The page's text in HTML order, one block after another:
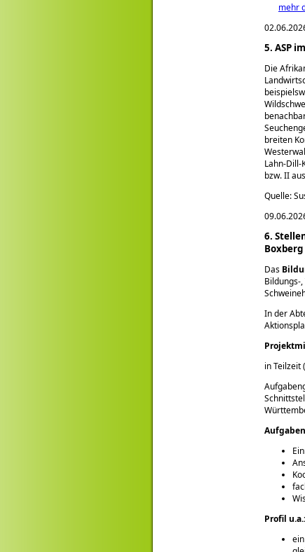
mehr
5. ASP
Die
breiten
Lahn-
bzw. II
Quelle:
6.
Boxberg
Das
Bildungs-
In der
in Teilzeit
Profil u.a.: